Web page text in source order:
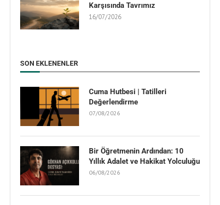
Karşısında Tavrımız
16/07/2026
SON EKLENENLER
Cuma Hutbesi | Tatilleri
Değerlendirme
07/08/2026
Bir Öğretmenin Ardından: 10
Yıllık Adalet ve Hakikat Yolculuğu
06/08/2026